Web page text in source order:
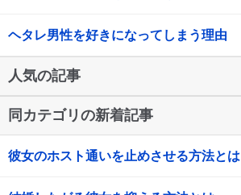
ヘタレ男性を好きになってしまう理由
人気の記事
同カテゴリの新着記事
彼女のホスト通いを止めさせる方法とは